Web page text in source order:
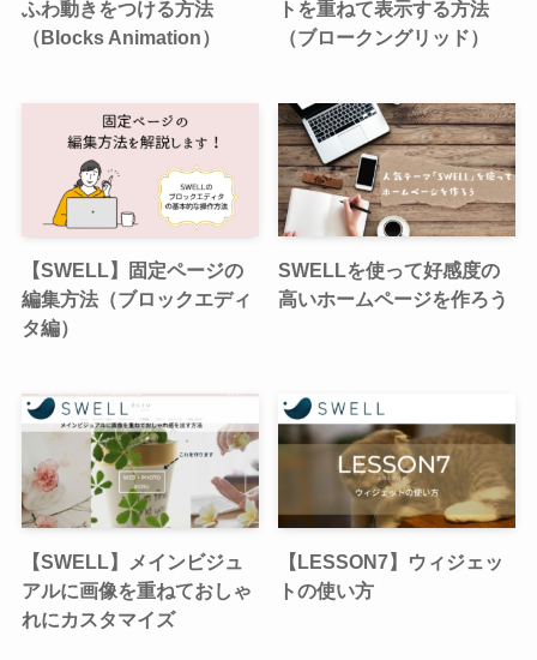
ふわ動きをつける方法
（Blocks Animation）
トを重ねて表示する方法
（ブロークングリッド）
【SWELL】固定ページの
編集方法（ブロックエディ
タ編）
SWELLを使って好感度の
高いホームページを作ろう
【SWELL】メインビジュ
アルに画像を重ねておしゃ
れにカスタマイズ
【LESSON7】ウィジェッ
トの使い方